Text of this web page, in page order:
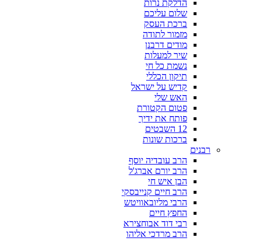
הדלקת נרות
שלום עליכם
ברכת העסק
מזמור לתודה
מודים דרבנן
שיר למעלות
נשמת כל חי
תיקון הכללי
קדיש על ישראל
האש שלי
פטום הקטורת
פותח את ידיך
12 השבטים
ברכות שונות
רבנים
הרב עובדיה יוסף
הרב יורם אברג'ל
הבן איש חי
הרב חיים קנייבסקי
הרבי מליובאוויטש
החפץ חיים
רבי דוד אבוחצירא
הרב מרדכי אליהו